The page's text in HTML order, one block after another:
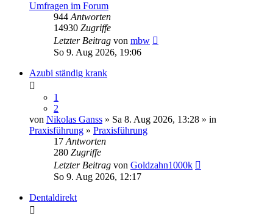
Umfragen im Forum
944 Antworten
14930 Zugriffe
Letzter Beitrag von mbw
So 9. Aug 2026, 19:06
Azubi ständig krank
1
2
von Nikolas Ganss » Sa 8. Aug 2026, 13:28 » in
Praxisführung » Praxisführung
17 Antworten
280 Zugriffe
Letzter Beitrag von Goldzahn1000k
So 9. Aug 2026, 12:17
Dentaldirekt